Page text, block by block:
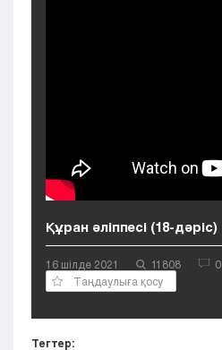
Уральск
Усть-Каменогорск
Құран әліппесі (18-дәріс)
16 шілде 2021 11808
0
Таңдаулыға қосу
Тегтер: